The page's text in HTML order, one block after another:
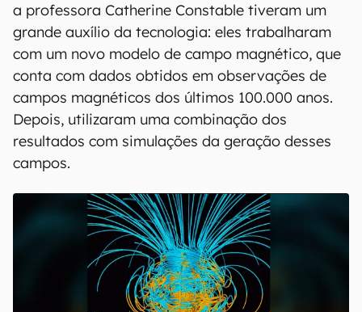
a professora Catherine Constable tiveram um
grande auxílio da tecnologia: eles trabalharam
com um novo modelo de campo magnético, que
conta com dados obtidos em observações de
campos magnéticos dos últimos 100.000 anos.
Depois, utilizaram uma combinação dos
resultados com simulações da geração desses
campos.